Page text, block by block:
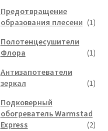
Предотвращение
образования плесени (1)
Полотенцесушители
Флора
(1)
Антизапотеватели
зеркал
(1)
Подковерный
обогреватель Warmstad
Express
(2)